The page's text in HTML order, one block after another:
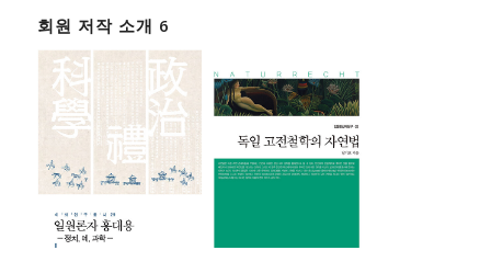
회원 저작 소개 6